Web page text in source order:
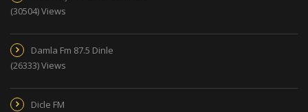
(30504) Views
Damla Fm 87.5 Dinle
(26333) Views
Dicle FM